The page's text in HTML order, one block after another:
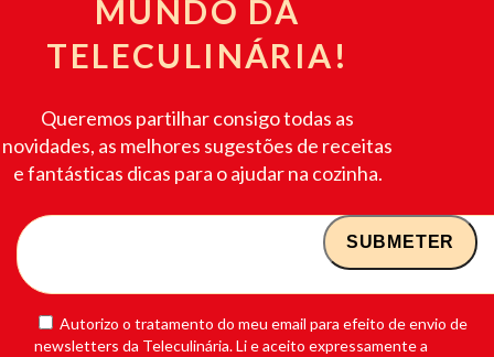
MUNDO DA
TELECULINÁRIA!
Queremos partilhar consigo todas as
novidades, as melhores sugestões de receitas
e fantásticas dicas para o ajudar na cozinha.
Autorizo o tratamento do meu email para efeito de envio de
newsletters da Teleculinária. Li e aceito expressamente a